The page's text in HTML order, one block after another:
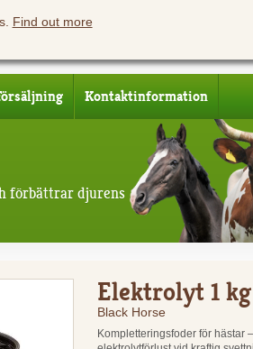
Find out more
Kontaktinformation
förbättrar djurens
Elektrolyt 1 kg
Black Horse
Kompletteringsfoder för hästar